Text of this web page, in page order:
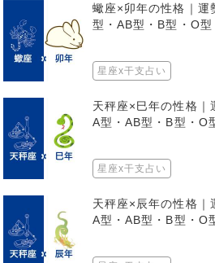
蠍座×卯年の性格｜運
型・AB型・B型・O型
星座x干支占い
天秤座×巳年の性格｜
A型・AB型・B型・O
星座x干支占い
天秤座×辰年の性格｜
A型・AB型・B型・O